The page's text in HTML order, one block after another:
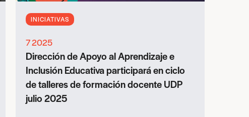
INICIATIVAS
7 2025
Dirección de Apoyo al Aprendizaje e
Inclusión Educativa participará en ciclo
de talleres de formación docente UDP
julio 2025